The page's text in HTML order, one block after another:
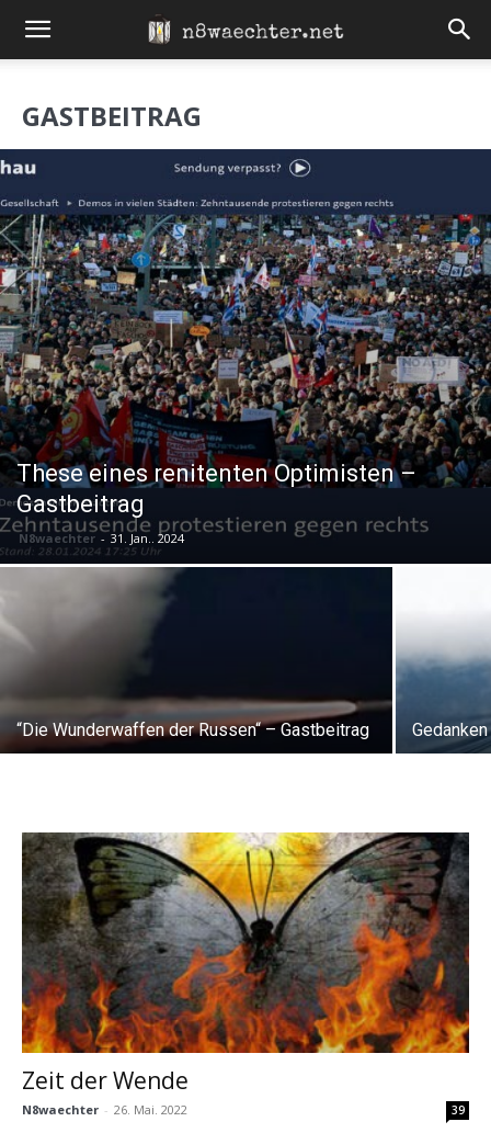
GASTBEITRAG
These eines renitenten Optimisten –
Gastbeitrag
N8waechter - 31. Jan.. 2024
“Die Wunderwaffen der Russen“ – Gastbeitrag
Zeit der Wende
N8waechter - 26. Mai. 2022 39